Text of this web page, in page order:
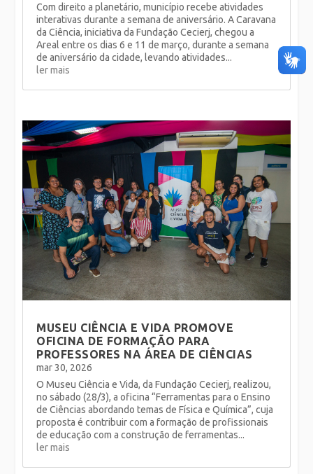
Com direito a planetário, município recebe atividades
interativas durante a semana de aniversário. A Caravana
da Ciência, iniciativa da Fundação Cecierj, chegou a
Areal entre os dias 6 e 11 de março, durante a semana
de aniversário da cidade, levando atividades...
ler mais
MUSEU CIÊNCIA E VIDA PROMOVE
OFICINA DE FORMAÇÃO PARA
PROFESSORES NA ÁREA DE CIÊNCIAS
mar 30, 2026
O Museu Ciência e Vida, da Fundação Cecierj, realizou,
no sábado (28/3), a oficina “Ferramentas para o Ensino
de Ciências abordando temas de Física e Química”, cuja
proposta é contribuir com a formação de profissionais
de educação com a construção de ferramentas...
ler mais